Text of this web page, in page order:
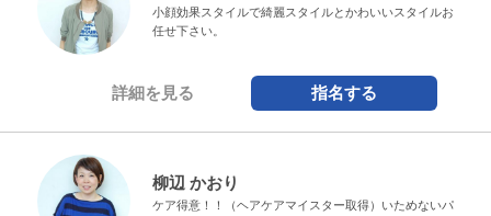
小顔効果スタイルで綺麗スタイルとかわいいスタイルお
任せ下さい。
詳細を見る 指名する
柳辺 かおり
ケア得意！！（ヘアケアマイスター取得）いためないパ